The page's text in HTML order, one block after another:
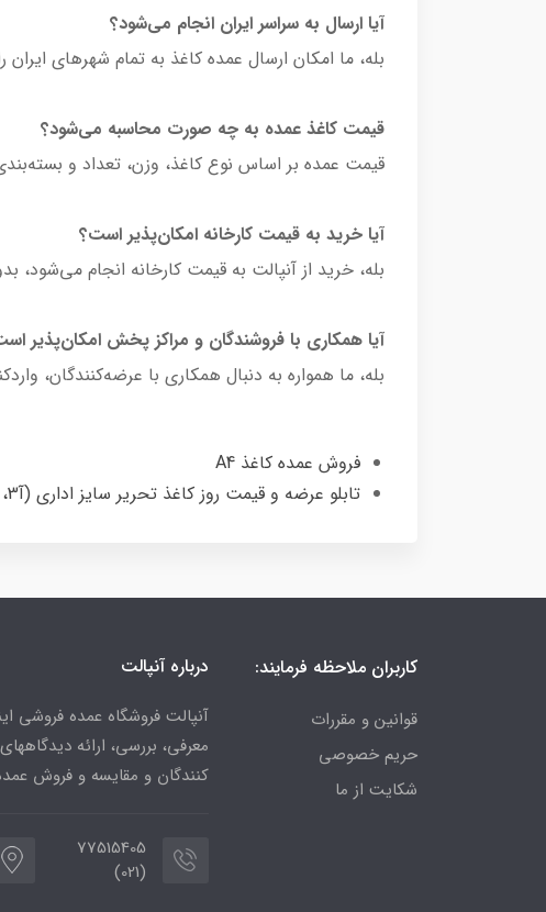
آیا ارسال به سراسر ایران انجام می‌شود؟
بله، ما امکان ارسال عمده کاغذ به تمام شهرهای ایران
قیمت کاغذ عمده به چه صورت محاسبه می‌شود؟
قیمت عمده بر اساس نوع کاغذ، وزن، تعداد و
آیا خرید به قیمت کارخانه امکان‌پذیر است؟
بله، خرید از آنپالت به قیمت کارخانه انجام
آیا همکاری با فروشندگان و مراکز پخش امکان‌پذیر
بله، ما همواره به دنبال همکاری با عرضه‌کنندگان،
فروش عمده کاغذ A4
تابلو عرضه و قیمت روز کاغذ تحریر سایز اداری (آ3، آ4 و آ5)
کاربران ملاحظه فرمایند:
قوانین و مقررات
حریم خصوصی
شکایت از ما
درباره آنپالت
آنپالت فروشگاه عمده فروشی
معرفی، بررسی، ارائه
کنندگان و مقایسه و فروش
77515405
(021)